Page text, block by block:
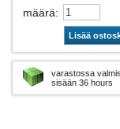
määrä:
Lisää
varastossa
sisään 36 hours